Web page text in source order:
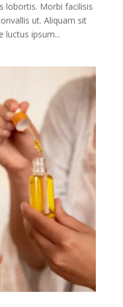
lobortis. Morbi facilisis
ut. Aliquam sit
luctus ipsum...